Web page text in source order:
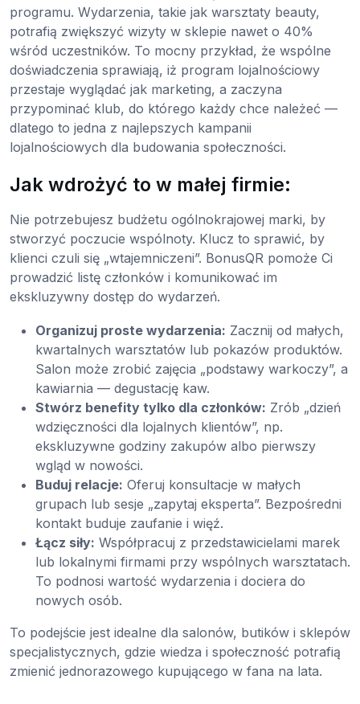
programu. Wydarzenia, takie jak warsztaty beauty,
potrafią zwiększyć wizyty w sklepie nawet o 40%
wśród uczestników. To mocny przykład, że wspólne
doświadczenia sprawiają, iż program lojalnościowy
przestaje wyglądać jak marketing, a zaczyna
przypominać klub, do którego każdy chce należeć —
dlatego to jedna z najlepszych kampanii
lojalnościowych dla budowania społeczności.
Jak wdrożyć to w małej firmie:
Nie potrzebujesz budżetu ogólnokrajowej marki, by
stworzyć poczucie wspólnoty. Klucz to sprawić, by
klienci czuli się „wtajemniczeni”. BonusQR pomoże Ci
prowadzić listę członków i komunikować im
ekskluzywny dostęp do wydarzeń.
Organizuj proste wydarzenia: Zacznij od małych,
kwartalnych warsztatów lub pokazów produktów.
Salon może zrobić zajęcia „podstawy warkoczy”, a
kawiarnia — degustację kaw.
Stwórz benefity tylko dla członków: Zrób „dzień
wdzięczności dla lojalnych klientów”, np.
ekskluzywne godziny zakupów albo pierwszy
wgląd w nowości.
Buduj relacje: Oferuj konsultacje w małych
grupach lub sesje „zapytaj eksperta”. Bezpośredni
kontakt buduje zaufanie i więź.
Łącz siły: Współpracuj z przedstawicielami marek
lub lokalnymi firmami przy wspólnych warsztatach.
To podnosi wartość wydarzenia i dociera do
nowych osób.
To podejście jest idealne dla salonów, butików i sklepów
specjalistycznych, gdzie wiedza i społeczność potrafią
zmienić jednorazowego kupującego w fana na lata.